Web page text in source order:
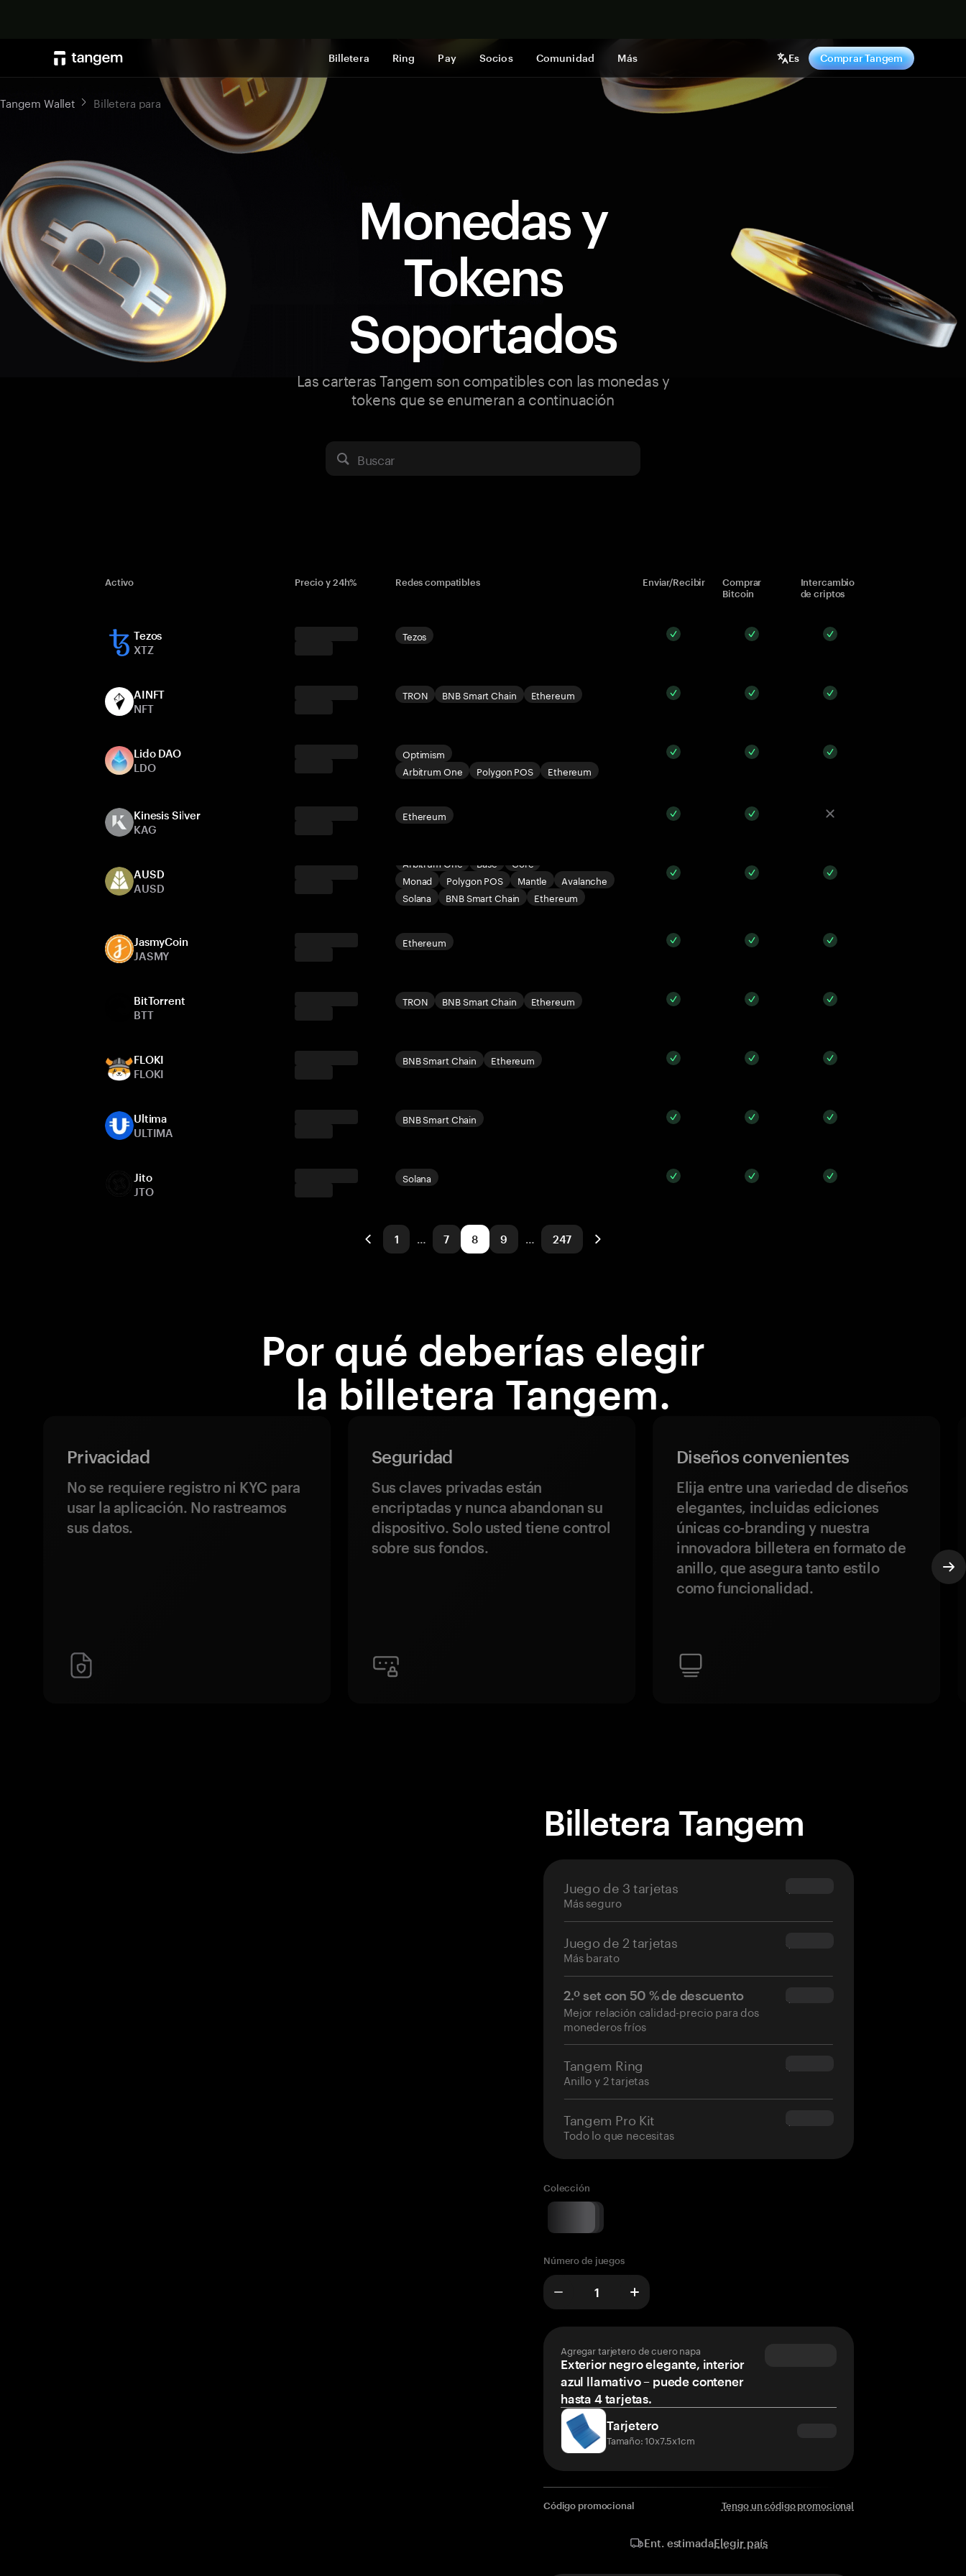
Billetera Ring Pay Socios Comunidad Más Es Comprar Tangem
Tangem Wallet Billetera para
Monedas y
Tokens
Soportados
Las carteras Tangem son compatibles con las monedas y
tokens que se enumeran a continuación
Buscar
Activo Precio y 24h% Redes compatibles Enviar/Recibir
Comprar
Bitcoin
Intercambio
de criptos
Tezos
XTZ
Tezos
AINFT
NFT
Ethereum
BNB Smart Chain
TRON
Lido DAO
LDO
Ethereum
Polygon POS
Arbitrum One
Optimism
Kinesis Silver
KAG
Ethereum
AUSD
AUSD
Ethereum
BNB Smart Chain
Solana
Avalanche
Mantle
Polygon POS
Monad
Core
Base
Arbitrum One
JasmyCoin
JASMY
Ethereum
BitTorrent
BTT
Ethereum
BNB Smart Chain
TRON
FLOKI
FLOKI
Ethereum
BNB Smart Chain
Ultima
ULTIMA
BNB Smart Chain
Jito
JTO
Solana
1 … 7 8 9 … 247
Por qué deberías elegir
la billetera Tangem.
Privacidad
No se requiere registro ni KYC para
usar la aplicación. No rastreamos
sus datos.
Seguridad
Sus claves privadas están
encriptadas y nunca abandonan su
dispositivo. Solo usted tiene control
sobre sus fondos.
Diseños convenientes
Elija entre una variedad de diseños
elegantes, incluidas ediciones
únicas co-branding y nuestra
innovadora billetera en formato de
anillo, que asegura tanto estilo
como funcionalidad.
Billetera Tangem
Juego de 3 tarjetas
Más seguro
$69.90
Juego de 2 tarjetas
Más barato
$54.90
2.º set con 50 % de descuento
Mejor relación calidad-precio para dos
monederos fríos
$34.95
Tangem Ring
Anillo y 2 tarjetas
$160.00
Tangem Pro Kit
Todo lo que necesitas
$180.00
Colección
Número de juegos
Agregar tarjetero de cuero napa
Exterior negro elegante, interior
azul llamativo – puede contener
hasta 4 tarjetas.
Tarjetero
Tamaño: 10x7.5x1cm
Código promocional Tengo un código promocional
Ent. estimadaElegir país